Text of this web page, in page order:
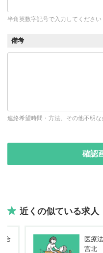
半角英数字記号で入力してください
備考
連絡希望時間・方法、その他不明
近くの似ている求人
合
医療
宮北